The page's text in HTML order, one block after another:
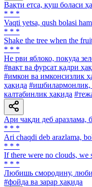
Вақти етса, қуш боласи
* * *
Vaqti yetsa, qush bolasi
* * *
Shake the tree when the
* * *
He рви яблоко, покуда
#вақт ва фурсат қадри
#имкон ва имконсизлик
ҳақида #ишбилармонлик,
калтабинлик ҳақида
Ари чақди деб аразлама,
* * *
Аri chaqdi deb arazlama,
* * *
If there were no clouds, we
* * *
Любишь смородину,
#фойда ва зарар ҳақида